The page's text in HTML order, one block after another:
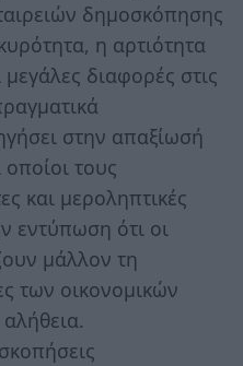
δημοσκόπησης
η αρτιότητα
μεγάλες διαφορές στις
στην απαξίωσή
οποίοι τους
και μεροληπτικές
εντύπωση ότι οι
μάλλον τη
των οικονομικών